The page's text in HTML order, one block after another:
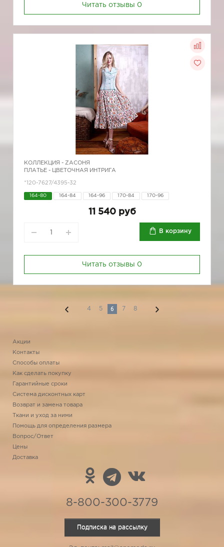
Читать отзывы 0
КОЛЛЕКЦИЯ - ZAСОНЯ
ПЛАТЬЕ - ЦВЕТОЧНАЯ ИНТРИГА
*120-7627/4395-32
164-80 164-84 164-96 170-84 170-96
11 540 руб
В корзину
Читать отзывы 0
4 5 6 7 8
Акции
Контакты
Способы оплаты
Как сделать покупку
Гарантийные сроки
Система дисконтных карт
Возврат и замена товара
Ткани и уход за ними
Помощь для определения размера
Вопрос/Ответ
Цены
Доставка
8-800-300-3779
Подписка на рассылку